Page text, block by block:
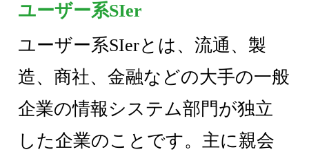
ユーザー系SIer
ユーザー系SIerとは、流通、製
造、商社、金融などの大手の一般
企業の情報システム部門が独立
した企業のことです。主に親会